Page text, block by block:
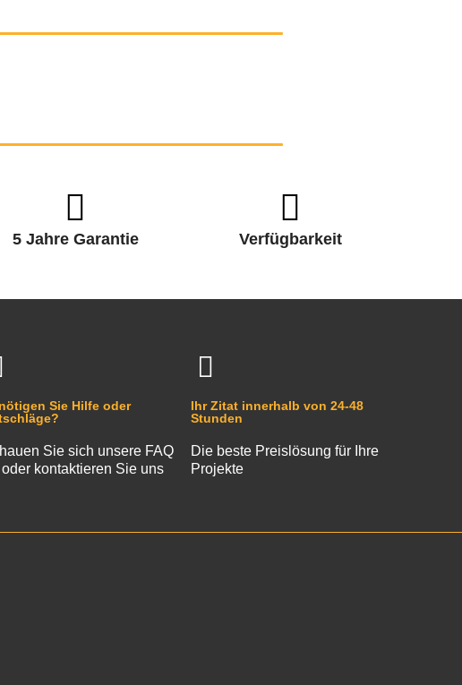
5 Jahre Garantie Verfügbarkeit
Sie Hilfe oder
Sie sich unsere FAQ
kontaktieren Sie uns
Ihr Zitat innerhalb von 24-48
Stunden
Die beste Preislösung für Ihre
Projekte